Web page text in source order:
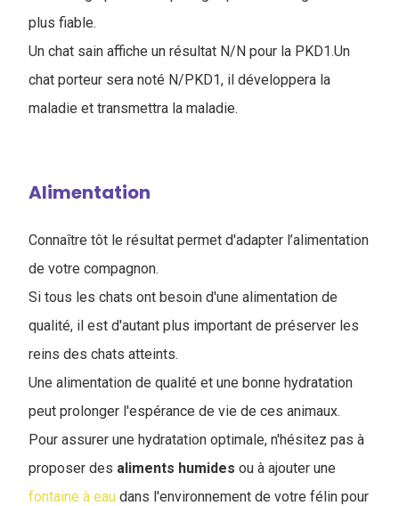
plus fiable.
Un chat sain affiche un résultat N/N pour la PKD1.Un
chat porteur sera noté N/PKD1, il développera la
maladie et transmettra la maladie.
Alimentation
Connaître tôt le résultat permet d'adapter l’alimentation
de votre compagnon.
Si tous les chats ont besoin d'une alimentation de
qualité, il est d'autant plus important de préserver les
reins des chats atteints.
Une alimentation de qualité et une bonne hydratation
peut prolonger l'espérance de vie de ces animaux.
Pour assurer une hydratation optimale, n'hésitez pas à
proposer des aliments humides ou à ajouter une
fontaine à eau dans l'environnement de votre félin pour